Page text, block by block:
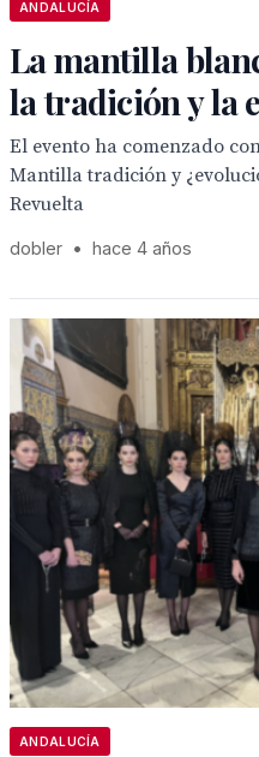
ANDALUCÍA
La mantilla
la tradición y la
El evento ha comenzado
Mantilla tradición y
Revuelta
dobler • hace 4 años
ANDALUCÍA